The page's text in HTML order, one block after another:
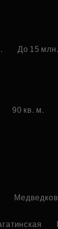
До 15
90 кв. м.